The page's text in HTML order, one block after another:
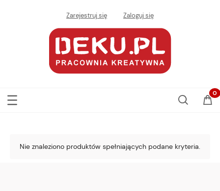
Zarejestruj się Zaloguj się
Nie znaleziono produktów spełniających podane kryteria.